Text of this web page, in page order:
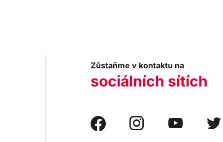
Zůstaňme v kontaktu na
sociálních sítích